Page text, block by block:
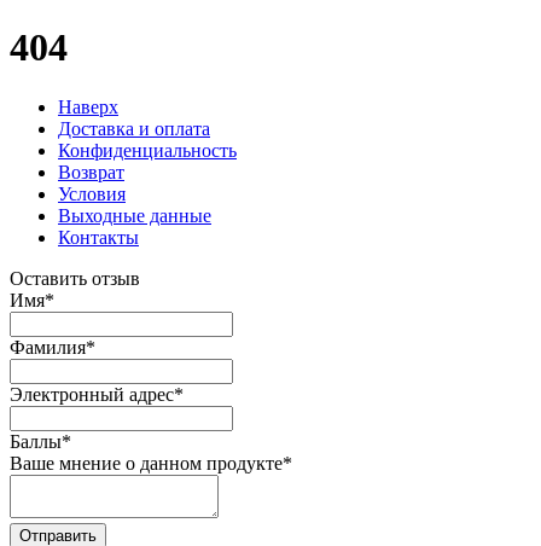
404
Наверх
Доставка и оплата
Конфиденциальность
Возврат
Условия
Выходные данные
Контакты
Оставить отзыв
Имя*
Фамилия*
Электронный адрес*
Баллы*
Ваше мнение о данном продукте*
Отправить